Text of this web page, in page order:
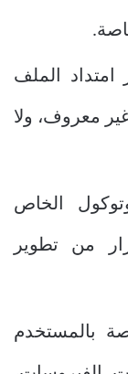
الملف
معروف، ولا
الخاص
من تطوير
بالمستخدم